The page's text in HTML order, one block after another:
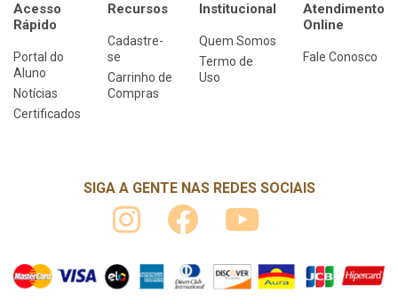
Acesso
Rápido
Portal do
Aluno
Notícias
Certificados
Recursos
Cadastre-
se
Carrinho de
Compras
Institucional
Quem Somos
Termo de
Uso
Atendimento
Online
Fale Conosco
SIGA A GENTE NAS REDES SOCIAIS